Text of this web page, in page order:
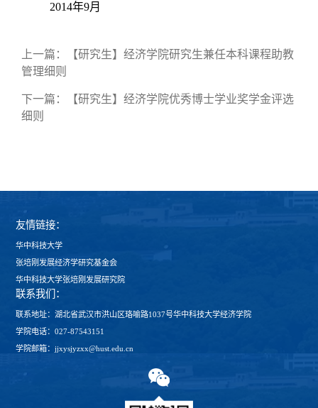
2014年9月
上一篇：
【研究生】经济学院研究生兼任本科课程助教
管理细则
下一篇：
【研究生】经济学院优秀博士学业奖学金评选
细则
友情链接：
华中科技大学
张培刚发展经济学研究基金会
华中科技大学张培刚发展研究院
联系我们：
联系地址：湖北省武汉市洪山区珞喻路1037号华中科技大学经济学院
学院电话：027-87543151
学院邮箱：jjxysjyzxx@hust.edu.cn